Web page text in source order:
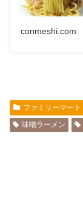
conmeshi.com
ファミリーマート
味噌ラーメン